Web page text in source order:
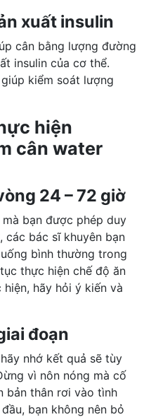
xuất insulin
cân bằng lượng đường
insulin của cơ thể.
kiểm soát lượng
hiện
cân water
24 – 72 giờ
bạn được phép duy
các bác sĩ khuyên bạn
bình thường trong
thực hiện chế độ ăn
hãy hỏi ý kiến và
đoạn
nhớ kết quả sẽ tùy
vì nôn nóng mà cố
bản thân rơi vào tình
bạn không nên bỏ